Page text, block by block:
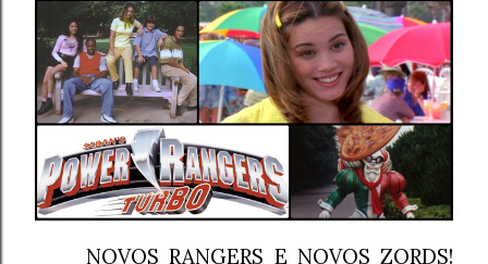
NOVOS RANGERS E NOVOS ZORDS!